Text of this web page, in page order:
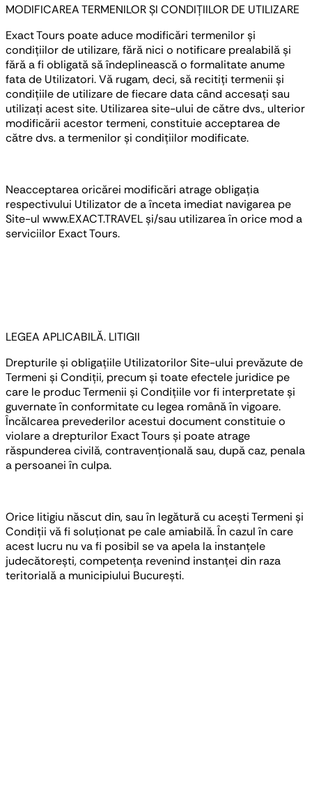
MODIFICAREA TERMENILOR ȘI CONDIȚIILOR DE UTILIZARE
Exact Tours poate aduce modificări termenilor și
condițiilor de utilizare, fără nici o notificare prealabilă și
fără a fi obligată să îndeplinească o formalitate anume
fata de Utilizatori. Vă rugam, deci, să recitiți termenii și
condițiile de utilizare de fiecare data când accesați sau
utilizați acest site. Utilizarea site-ului de către dvs., ulterior
modificării acestor termeni, constituie acceptarea de
către dvs. a termenilor și condițiilor modificate.
Neacceptarea oricărei modificări atrage obligația
respectivului Utilizator de a înceta imediat navigarea pe
Site-ul www.EXACT.TRAVEL și/sau utilizarea în orice mod a
serviciilor Exact Tours.
LEGEA APLICABILĂ. LITIGII
Drepturile și obligațiile Utilizatorilor Site-ului prevăzute de
Termeni și Condiții, precum și toate efectele juridice pe
care le produc Termenii și Condițiile vor fi interpretate și
guvernate în conformitate cu legea română în vigoare.
Încălcarea prevederilor acestui document constituie o
violare a drepturilor Exact Tours și poate atrage
răspunderea civilă, contravențională sau, după caz, penala
a persoanei în culpa.
Orice litigiu născut din, sau în legătură cu acești Termeni și
Condiții vă fi soluționat pe cale amiabilă. În cazul în care
acest lucru nu va fi posibil se va apela la instanțele
judecătorești, competența revenind instanței din raza
teritorială a municipiului București.